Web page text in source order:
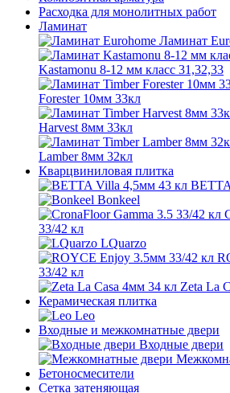
Расходка для монолитных работ
Ламинат
Ламинат
Kastamonu 8-12 мм класс 31,32,33
Forester 10мм 33кл
Harvest 8мм 33кл
Lamber 8мм 32кл
Кварцвиниловая плитка
Bonkeel
33/42 кл
LQuarzo
33/42 кл
Zeta La
Керамическая плитка
Leo
Входные и межкомнатные двери
Входные двери
Бетоносмесители
Сетка затеняющая